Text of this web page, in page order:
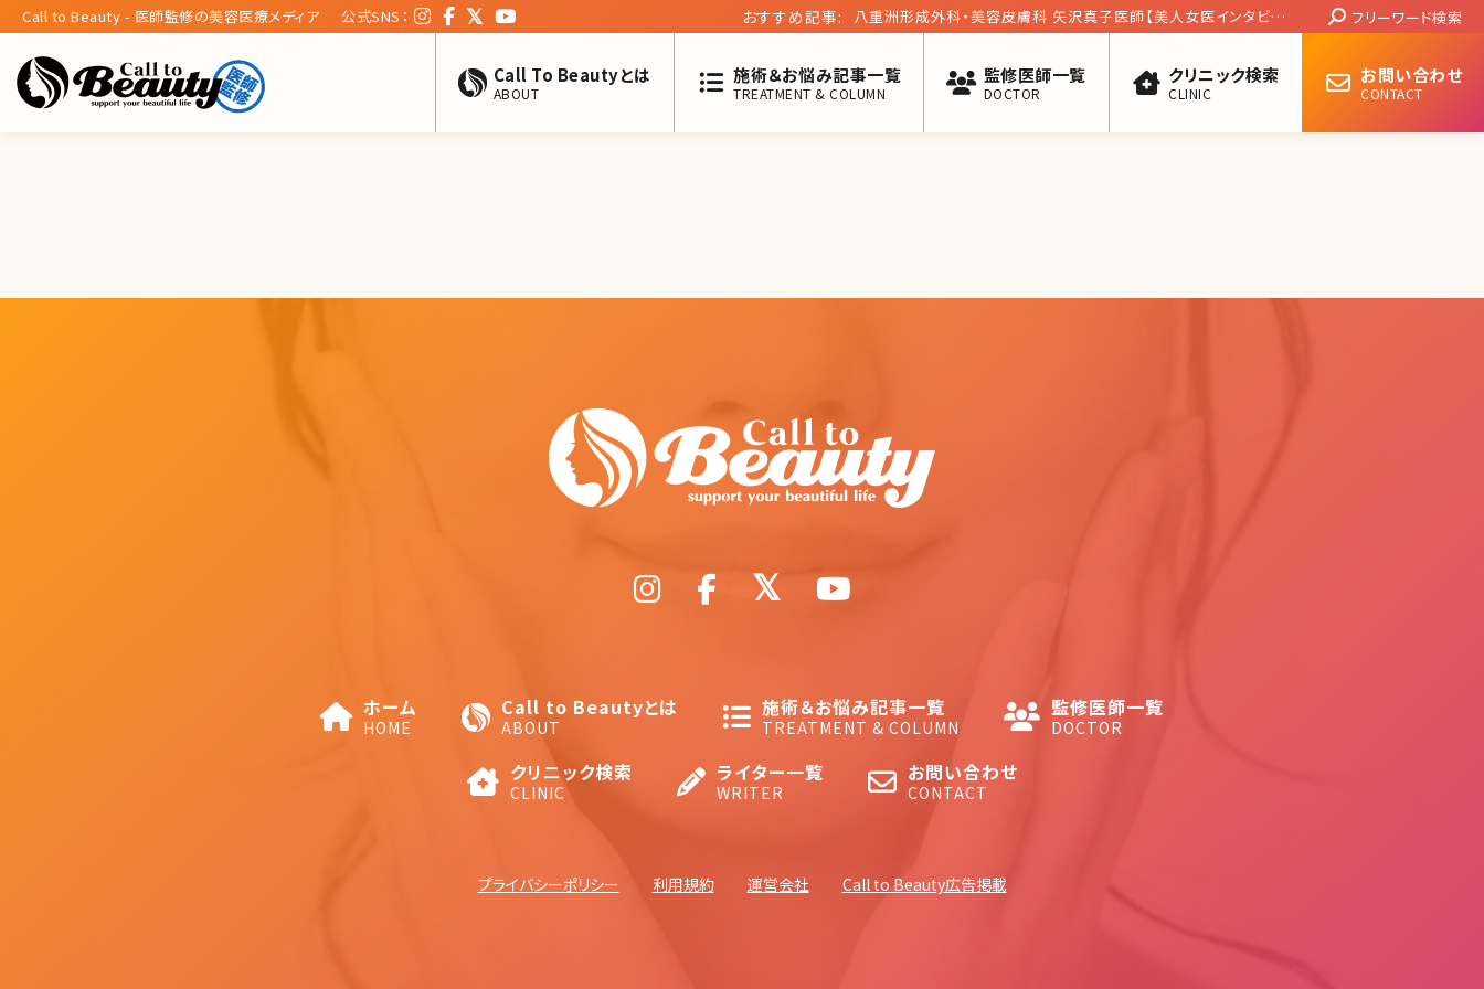
Call to Beauty - 医師監修の美容医療メディア 公式SNS： おすすめ記事:
八重洲形成外科・美容皮膚科 矢沢真子医師【美人女医インタビュ
Search:
フリーワード検索
Call To Beautyとは
ABOUT
施術＆お悩み記事一覧
TREATMENT & COLUMN
監修医師一覧
DOCTOR
クリニック検索
CLINIC
お問い合わせ
CONTACT
ホーム
HOME
Call to Beautyとは
ABOUT
施術＆お悩み記事一覧
TREATMENT & COLUMN
監修医師一覧
DOCTOR
クリニック検索
CLINIC
ライター一覧
WRITER
お問い合わせ
CONTACT
プライバシーポリシー 利用規約 運営会社 Call to Beauty広告掲載